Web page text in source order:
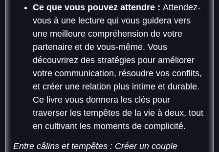
Ce que vous pouvez attendre : Attendez-
vous à une lecture qui vous guidera vers
une meilleure compréhension de votre
partenaire et de vous-même. Vous
découvrirez des stratégies pour améliorer
votre communication, résoudre vos conflits,
et créer une relation plus intime et durable.
Ce livre vous donnera les clés pour
traverser les tempêtes de la vie à deux, tout
en cultivant les moments de complicité.
Entre câlins et tempêtes : Créer un couple